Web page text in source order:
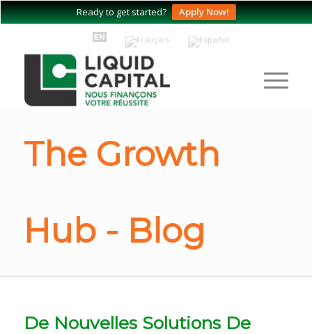
Ready to get started? Apply Now!
The Growth
Hub - Blog
De Nouvelles Solutions De